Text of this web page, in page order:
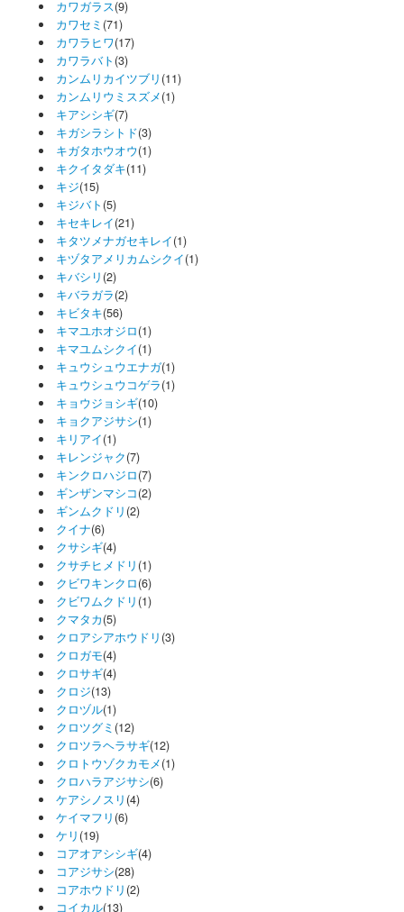
カワガラス(9)
カワセミ (71)
カワラヒワ(17)
カワラバト (3)
カンムリカイツブリ (11)
カンムリウミスズメ(1)
キアシシギ(7)
キガシラシトド(3)
キガタホウオウ(1)
キクイタダキ(11)
キジ(15)
キジバト (5)
キセキレイ(21)
キタツメナガセキレイ(1)
キヅタアメリカムシクイ(1)
キバシリ (2)
キバラガラ(2)
キビタキ(56)
キマユホオジロ(1)
キマユムシクイ(1)
キュウシュウエナガ(1)
キュウシュウコゲラ(1)
キョウジョシギ(10)
キョクアジサシ(1)
キリアイ(1)
キレンジャク(7)
キンクロハジロ(7)
ギンザンマシコ(2)
ギンムクドリ (2)
クイナ(6)
クサシギ(4)
クサチヒメドリ (1)
クビワキンクロ(6)
クビワムクドリ (1)
クマタカ(5)
クロアシアホウドリ (3)
クロガモ(4)
クロサギ(4)
クロジ(13)
クロヅル(1)
クロツグミ (12)
クロツラヘラサギ(12)
クロトウゾクカモメ(1)
クロハラアジサシ(6)
ケアシノスリ (4)
ケイマフリ (6)
ケリ (19)
コアオアシシギ(4)
コアジサシ(28)
コアホウドリ (2)
コイカル(13)